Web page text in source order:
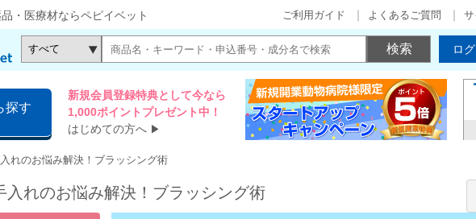
・医療材ならペピイベット ご利用ガイド よくあるご質問
ロ
探す
新規会員登録特典として今なら
1,000ポイントプレゼント中！
はじめての方へ ▶
れのお悩み解決！ブラッシング術
入れのお悩み解決！ブラッシング術